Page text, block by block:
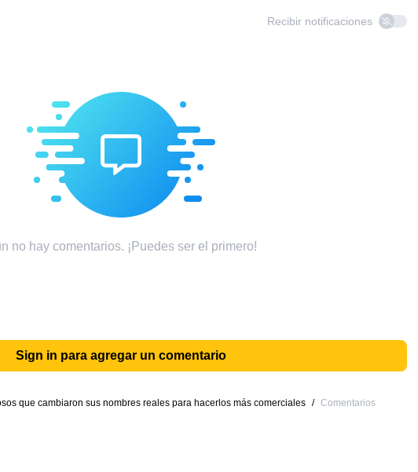
Recibir notificaciones
no hay comentarios. ¡Puedes ser el primero!
Sign in para agregar un comentario
que cambiaron sus nombres reales para hacerlos más comerciales / Comentarios